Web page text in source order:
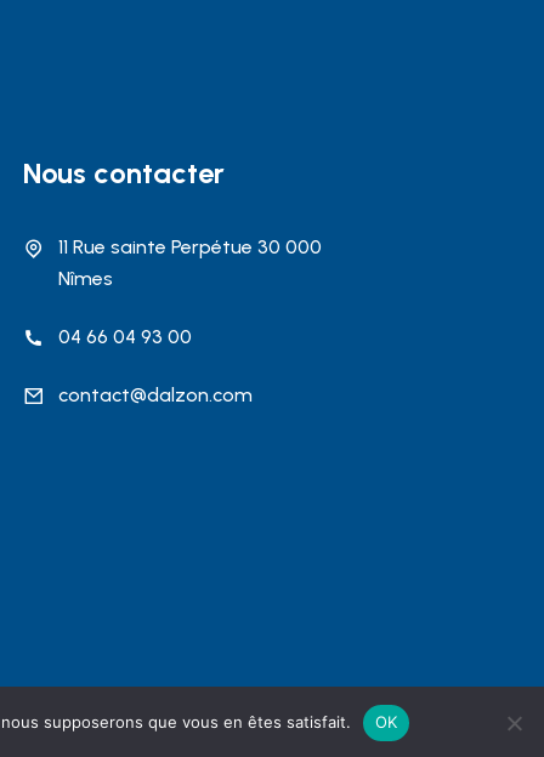
Nous contacter
11 Rue sainte Perpétue 30 000
Nîmes
04 66 04 93 00
contact@dalzon.com
supposerons que vous en êtes satisfait. OK